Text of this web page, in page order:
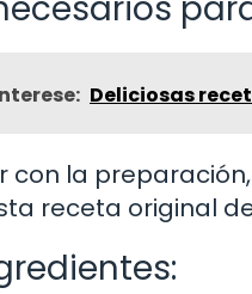
Deliciosas
con la
receta original